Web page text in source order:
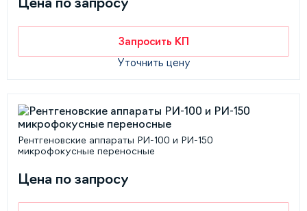
Запросить КП
Уточнить цену
Рентгеновские аппараты РИ-100 и РИ-150
микрофокусные переносные
Цена по запросу